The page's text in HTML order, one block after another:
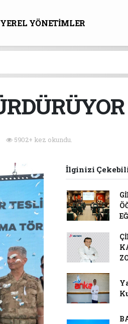
YEREL YÖNETİMLER
5902+ kez okundu.
İlginizi